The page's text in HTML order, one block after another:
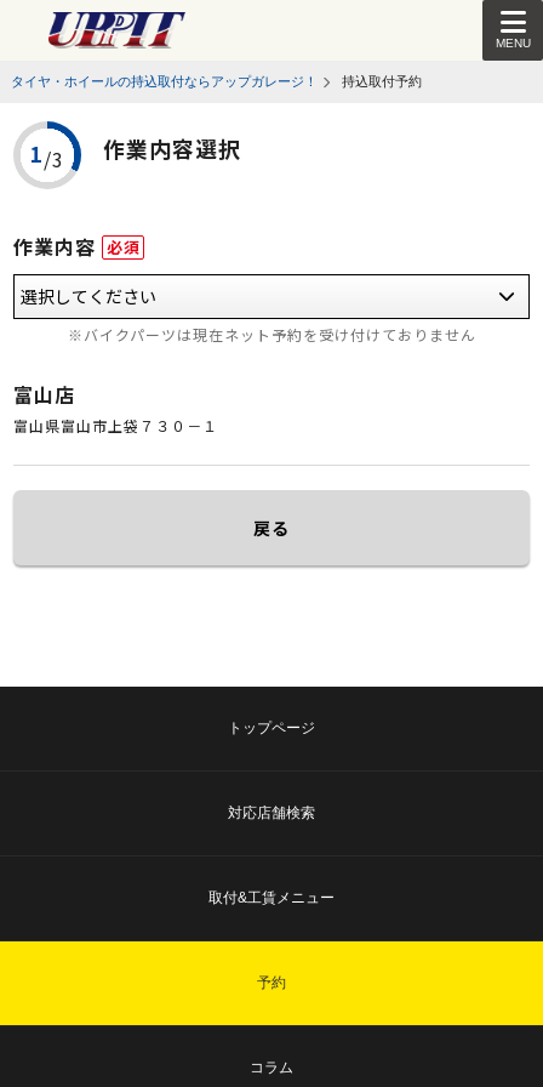
MENU
タイヤ・ホイールの持込取付ならアップガレージ！ 持込取付予約
作業内容選択
作業内容 必須
※バイクパーツは現在ネット予約を受け付けておりません
富山店
富山県富山市上袋７３０－１
戻る
トップページ
対応店舗検索
取付&工賃メニュー
予約
コラム